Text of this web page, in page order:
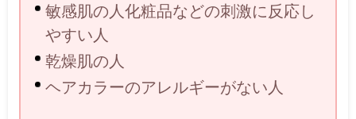
敏感肌の人化粧品などの刺激に反応し
やすい人
乾燥肌の人
ヘアカラーのアレルギーがない人